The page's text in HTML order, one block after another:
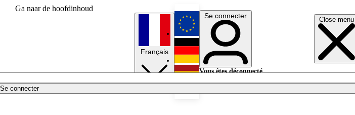
Ga naar de hoofdinhoud
Close menu
Se connecter
Français
English
Deutsch
Se connecter
Vous êtes déconnecté.